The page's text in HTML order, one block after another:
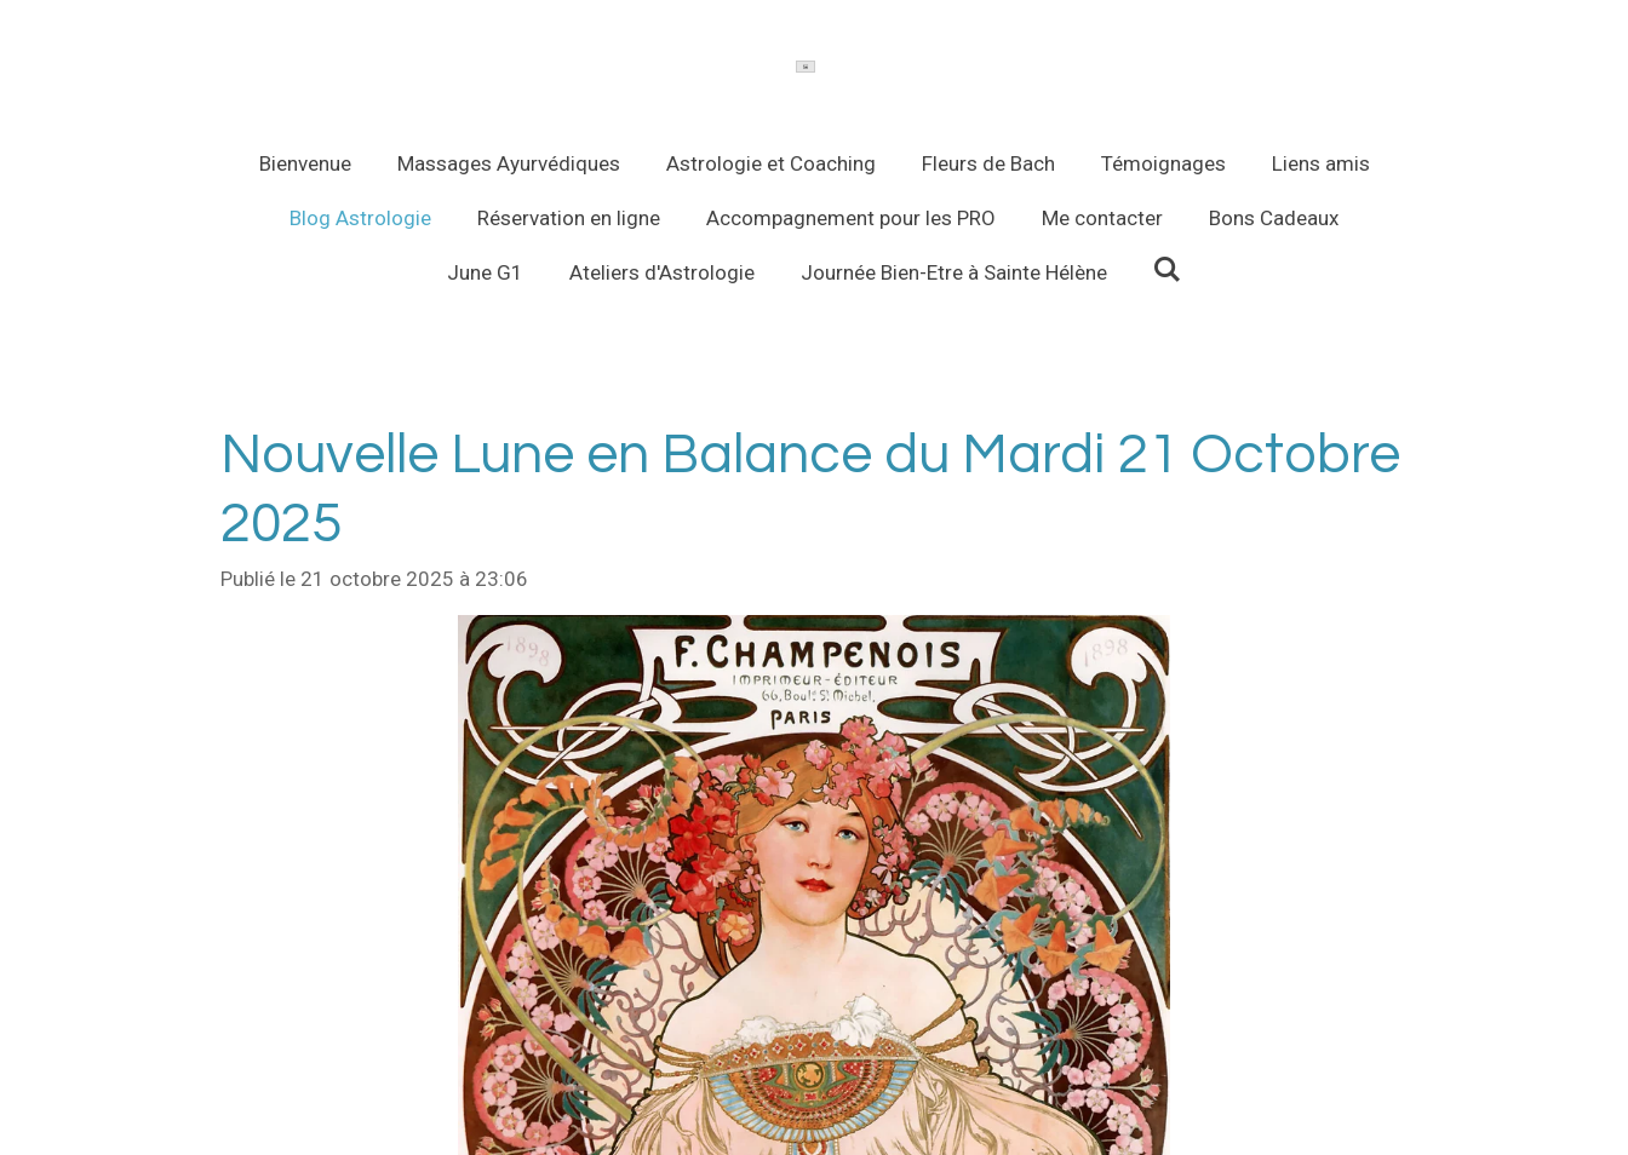
Bienvenue Massages Ayurvédiques Astrologie et Coaching Fleurs de Bach Témoignages Liens amis
Blog Astrologie Réservation en ligne Accompagnement pour les PRO Me contacter Bons Cadeaux
June G1 Ateliers d'Astrologie Journée Bien-Etre à Sainte Hélène
Nouvelle Lune en Balance du Mardi 21 Octobre
2025
Publié le 21 octobre 2025 à 23:06